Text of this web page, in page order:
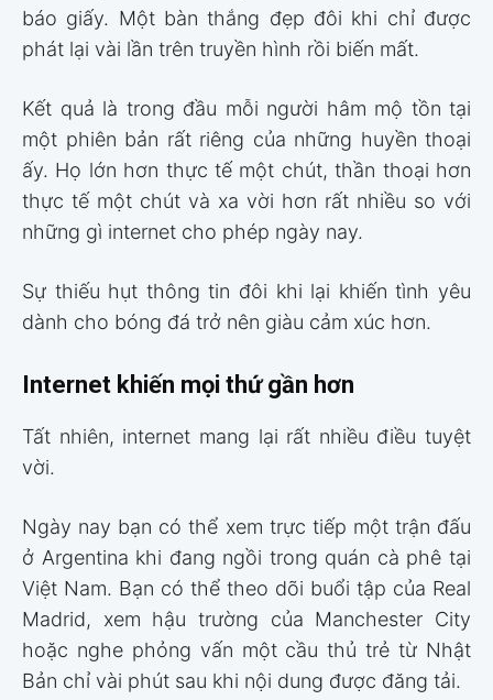
báo giấy. Một bàn thắng đẹp đôi khi chỉ được
phát lại vài lần trên truyền hình rồi biến mất.
Kết quả là trong đầu mỗi người hâm mộ tồn tại
một phiên bản rất riêng của những huyền thoại
ấy. Họ lớn hơn thực tế một chút, thần thoại hơn
thực tế một chút và xa vời hơn rất nhiều so với
những gì internet cho phép ngày nay.
Sự thiếu hụt thông tin đôi khi lại khiến tình yêu
dành cho bóng đá trở nên giàu cảm xúc hơn.
Internet khiến mọi thứ gần hơn
Tất nhiên, internet mang lại rất nhiều điều tuyệt
vời.
Ngày nay bạn có thể xem trực tiếp một trận đấu
ở Argentina khi đang ngồi trong quán cà phê tại
Việt Nam. Bạn có thể theo dõi buổi tập của Real
Madrid, xem hậu trường của Manchester City
hoặc nghe phỏng vấn một cầu thủ trẻ từ Nhật
Bản chỉ vài phút sau khi nội dung được đăng tải.